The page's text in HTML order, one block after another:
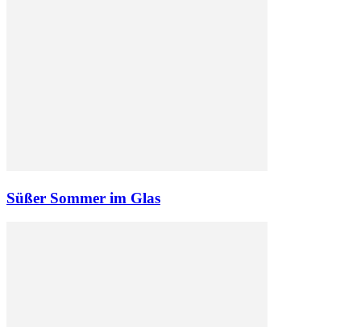
Süßer Sommer im Glas